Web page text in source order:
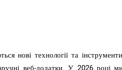
нові технології та